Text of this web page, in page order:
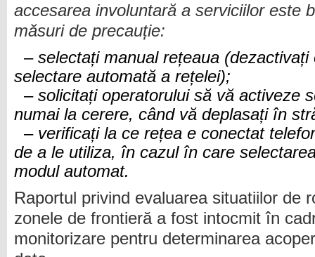
accesarea involuntară a serviciilor este
măsuri de precauție:
– selectați manual rețeaua
selectare automată a rețelei);
– solicitați operatorului să vă activeze
numai la cerere, când vă deplasați în
– verificați la ce rețea e conectat
de a le utiliza, în cazul în care
modul automat.
Raportul privind evaluarea situatiilor de
zonele de frontieră a fost intocmit în
monitorizare pentru determinarea